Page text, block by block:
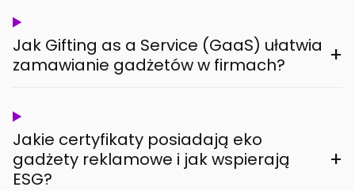
Jak Gifting as a Service (GaaS) ułatwia
zamawianie gadżetów w firmach?
+
Jakie certyfikaty posiadają eko
gadżety reklamowe i jak wspierają
ESG?
+